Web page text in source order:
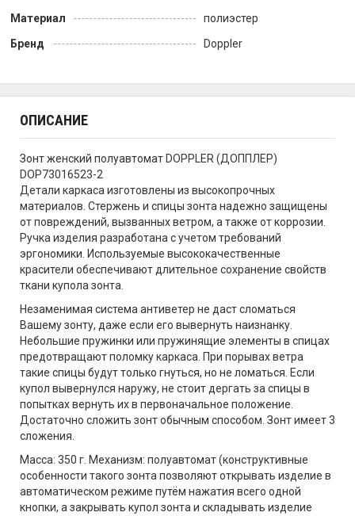
Материал
полиэстер
Бренд
Doppler
ОПИСАНИЕ
Зонт женский полуавтомат DOPPLER (ДОППЛЕР)
DOP73016523-2
Детали каркаса изготовлены из высокопрочных
материалов. Стержень и спицы зонта надежно защищены
от повреждений, вызванных ветром, а также от коррозии.
Ручка изделия разработана с учетом требований
эргономики. Используемые высококачественные
красители обеспечивают длительное сохранение свойств
ткани купола зонта.
Незаменимая система антиветер не даст сломаться
Вашему зонту, даже если его вывернуть наизнанку.
Небольшие пружинки или пружинящие элементы в спицах
предотвращают поломку каркаса. При порывах ветра
такие спицы будут только гнуться, но не ломаться. Если
купол вывернулся наружу, не стоит дергать за спицы в
попытках вернуть их в первоначальное положение.
Достаточно сложить зонт обычным способом. Зонт имеет 3
сложения.
Масса: 350 г. Механизм: полуавтомат (конструктивные
особенности такого зонта позволяют открывать изделие в
автоматическом режиме путём нажатия всего одной
кнопки, а закрывать купол зонта и складывать изделие